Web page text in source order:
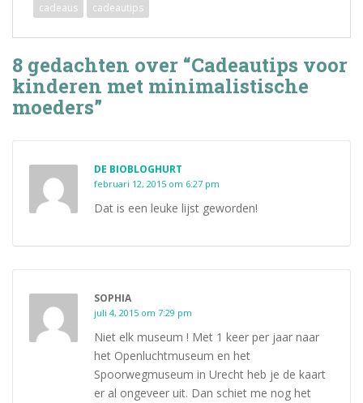
cadeaus cadeautips
8 gedachten over “Cadeautips voor
kinderen met minimalistische
moeders”
DE BIOBLOGHURT
februari 12, 2015 om 6:27 pm
Dat is een leuke lijst geworden!
SOPHIA
juli 4, 2015 om 7:29 pm
Niet elk museum ! Met 1 keer per jaar naar
het Openluchtmuseum en het
Spoorwegmuseum in Urecht heb je de kaart
er al ongeveer uit. Dan schiet me nog het